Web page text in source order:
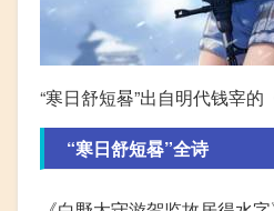
“寒日舒短晷”出自明代钱宰的
“寒日舒短晷”全诗